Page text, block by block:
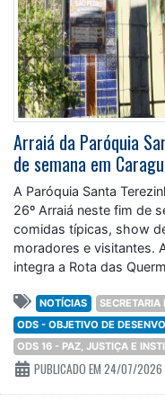
Arraiá da Paróquia
de semana em
A Paróquia Santa
26º Arraiá neste fim de
comidas típicas, show
moradores e visitantes.
integra a Rota das
NOTÍCIAS
SECRETARIA
ODS - OBJETIVO DE
ODS 16 - PAZ, JUSTIÇA E
PUBLICADO EM 24/07/2026